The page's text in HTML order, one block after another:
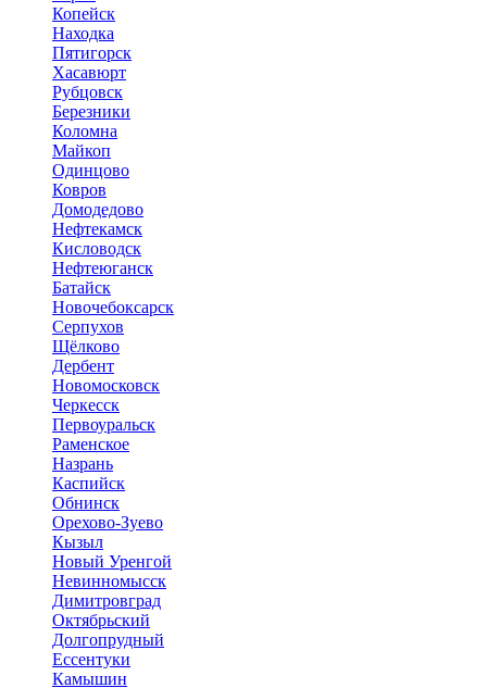
Копейск
Находка
Пятигорск
Хасавюрт
Рубцовск
Березники
Коломна
Майкоп
Одинцово
Ковров
Домодедово
Нефтекамск
Кисловодск
Нефтеюганск
Батайск
Новочебоксарск
Серпухов
Щёлково
Дербент
Новомосковск
Черкесск
Первоуральск
Раменское
Назрань
Каспийск
Обнинск
Орехово-Зуево
Кызыл
Новый Уренгой
Невинномысск
Димитровград
Октябрьский
Долгопрудный
Ессентуки
Камышин